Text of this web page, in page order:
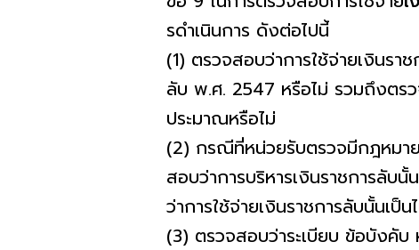
รดําเนินการ ดังต่อไปนี้
(1) ตรวจสอบว่าการใช้จ่ายเงินรา
ลับ พ.ศ. 2547 หรือไม่ รวมถึงตรว
ประมาณหรือไม่
(2) กรณีที่หน่วยรับตรวจมีกฎหมาย
สอบว่าการบริหารเงินราชการลับ
ว่าการใช้จ่ายเงินราชการลับนั้นเ
(3) ตรวจสอบว่าระเบียบ ข้อบังคับ